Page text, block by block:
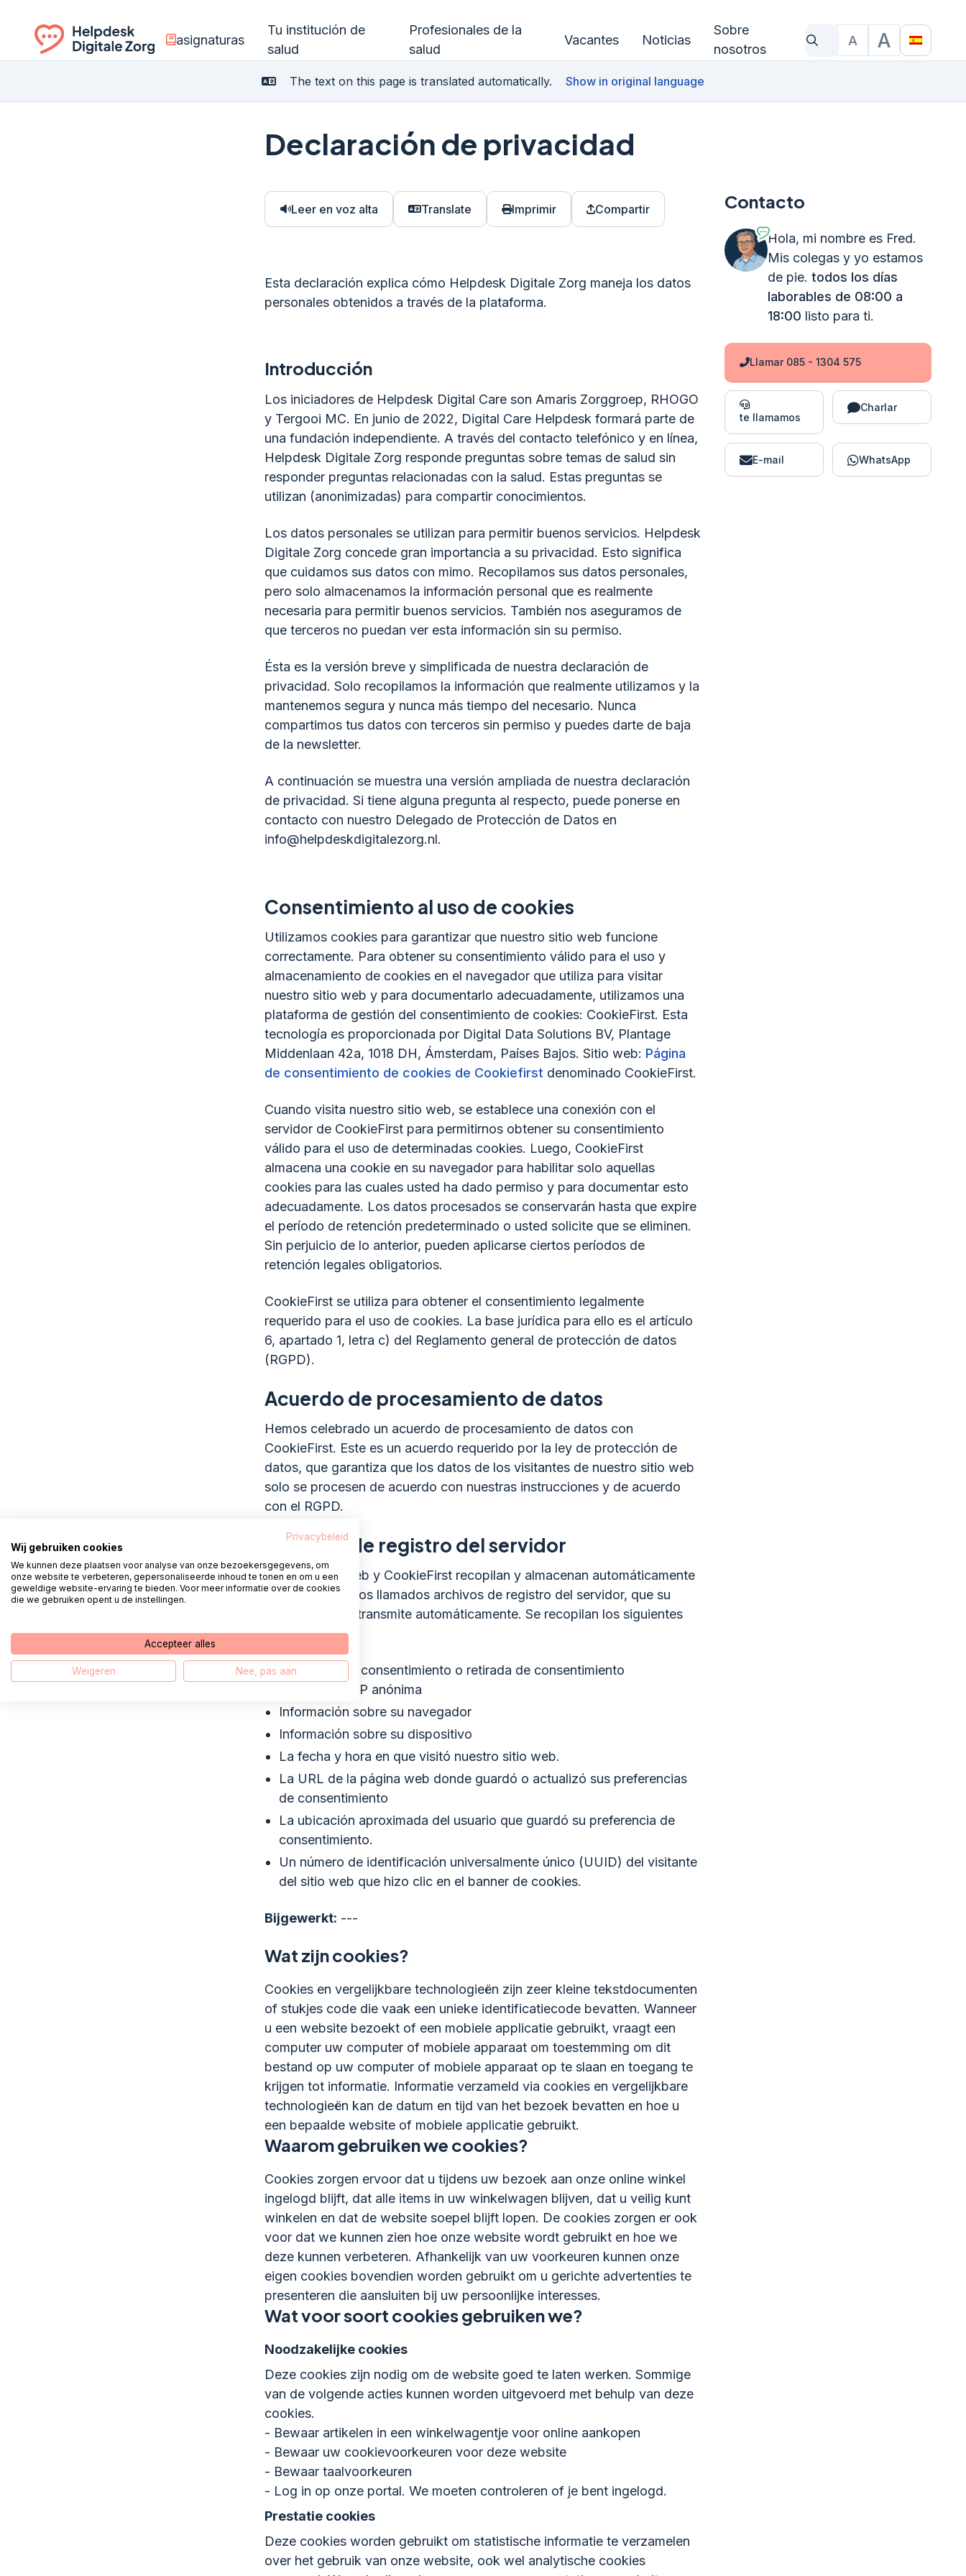
Ga naar de homepagina
asignaturas
Tu institución de
salud
Profesionales de la
salud
Vacantes Noticias
Sobre
nosotros
¿Qué estás buscando?
Tamano del texto
A A
The text on this page is translated automatically. Show in original language
Declaración de privacidad
Leer en voz alta Translate Imprimir Compartir
Esta declaración explica cómo Helpdesk Digitale Zorg maneja los datos
personales obtenidos a través de la plataforma.
Introducción
Los iniciadores de Helpdesk Digital Care son Amaris Zorggroep, RHOGO
y Tergooi MC. En junio de 2022, Digital Care Helpdesk formará parte de
una fundación independiente. A través del contacto telefónico y en línea,
Helpdesk Digitale Zorg responde preguntas sobre temas de salud sin
responder preguntas relacionadas con la salud. Estas preguntas se
utilizan (anonimizadas) para compartir conocimientos.
Los datos personales se utilizan para permitir buenos servicios. Helpdesk
Digitale Zorg concede gran importancia a su privacidad. Esto significa
que cuidamos sus datos con mimo. Recopilamos sus datos personales,
pero solo almacenamos la información personal que es realmente
necesaria para permitir buenos servicios. También nos aseguramos de
que terceros no puedan ver esta información sin su permiso.
Ésta es la versión breve y simplificada de nuestra declaración de
privacidad. Solo recopilamos la información que realmente utilizamos y la
mantenemos segura y nunca más tiempo del necesario. Nunca
compartimos tus datos con terceros sin permiso y puedes darte de baja
de la newsletter.
A continuación se muestra una versión ampliada de nuestra declaración
de privacidad. Si tiene alguna pregunta al respecto, puede ponerse en
contacto con nuestro Delegado de Protección de Datos en
info@helpdeskdigitalezorg.nl.
Consentimiento al uso de cookies
Utilizamos cookies para garantizar que nuestro sitio web funcione
correctamente. Para obtener su consentimiento válido para el uso y
almacenamiento de cookies en el navegador que utiliza para visitar
nuestro sitio web y para documentarlo adecuadamente, utilizamos una
plataforma de gestión del consentimiento de cookies: CookieFirst. Esta
tecnología es proporcionada por Digital Data Solutions BV, Plantage
Middenlaan 42a, 1018 DH, Ámsterdam, Países Bajos. Sitio web: Página
de consentimiento de cookies de Cookiefirst denominado CookieFirst.
Cuando visita nuestro sitio web, se establece una conexión con el
servidor de CookieFirst para permitirnos obtener su consentimiento
válido para el uso de determinadas cookies. Luego, CookieFirst
almacena una cookie en su navegador para habilitar solo aquellas
cookies para las cuales usted ha dado permiso y para documentar esto
adecuadamente. Los datos procesados se conservarán hasta que expire
el período de retención predeterminado o usted solicite que se eliminen.
Sin perjuicio de lo anterior, pueden aplicarse ciertos períodos de
retención legales obligatorios.
CookieFirst se utiliza para obtener el consentimiento legalmente
requerido para el uso de cookies. La base jurídica para ello es el artículo
6, apartado 1, letra c) del Reglamento general de protección de datos
(RGPD).
Acuerdo de procesamiento de datos
Hemos celebrado un acuerdo de procesamiento de datos con
CookieFirst. Este es un acuerdo requerido por la ley de protección de
datos, que garantiza que los datos de los visitantes de nuestro sitio web
solo se procesen de acuerdo con nuestras instrucciones y de acuerdo
con el RGPD.
Archivos de registro del servidor
Nuestro sitio web y CookieFirst recopilan y almacenan automáticamente
información en los llamados archivos de registro del servidor, que su
navegador nos transmite automáticamente. Se recopilan los siguientes
datos:
Su estado de consentimiento o retirada de consentimiento
Su dirección IP anónima
Información sobre su navegador
Información sobre su dispositivo
La fecha y hora en que visitó nuestro sitio web.
La URL de la página web donde guardó o actualizó sus preferencias
de consentimiento
La ubicación aproximada del usuario que guardó su preferencia de
consentimiento.
Un número de identificación universalmente único (UUID) del visitante
del sitio web que hizo clic en el banner de cookies.
Bijgewerkt: ---
Wat zijn cookies?
Cookies en vergelijkbare technologieën zijn zeer kleine tekstdocumenten
of stukjes code die vaak een unieke identificatiecode bevatten. Wanneer
u een website bezoekt of een mobiele applicatie gebruikt, vraagt een
computer uw computer of mobiele apparaat om toestemming om dit
bestand op uw computer of mobiele apparaat op te slaan en toegang te
krijgen tot informatie. Informatie verzameld via cookies en vergelijkbare
technologieën kan de datum en tijd van het bezoek bevatten en hoe u
een bepaalde website of mobiele applicatie gebruikt.
Waarom gebruiken we cookies?
Cookies zorgen ervoor dat u tijdens uw bezoek aan onze online winkel
ingelogd blijft, dat alle items in uw winkelwagen blijven, dat u veilig kunt
winkelen en dat de website soepel blijft lopen. De cookies zorgen er ook
voor dat we kunnen zien hoe onze website wordt gebruikt en hoe we
deze kunnen verbeteren. Afhankelijk van uw voorkeuren kunnen onze
eigen cookies bovendien worden gebruikt om u gerichte advertenties te
presenteren die aansluiten bij uw persoonlijke interesses.
Wat voor soort cookies gebruiken we?
Noodzakelijke cookies
Deze cookies zijn nodig om de website goed te laten werken. Sommige
van de volgende acties kunnen worden uitgevoerd met behulp van deze
cookies.
- Bewaar artikelen in een winkelwagentje voor online aankopen
- Bewaar uw cookievoorkeuren voor deze website
- Bewaar taalvoorkeuren
- Log in op onze portal. We moeten controleren of je bent ingelogd.
Prestatie cookies
Deze cookies worden gebruikt om statistische informatie te verzamelen
over het gebruik van onze website, ook wel analytische cookies
Contacto
Hola, mi nombre es Fred.
Mis colegas y yo estamos
de pie. todos los días
laborables de 08:00 a
18:00 listo para ti.
Llamar 085 - 1304 575
te llamamos
Charlar
E-mail WhatsApp
Privacybeleid
Wij gebruiken cookies
We kunnen deze plaatsen voor analyse van onze bezoekersgegevens, om
onze website te verbeteren, gepersonaliseerde inhoud te tonen en om u een
geweldige website-ervaring te bieden. Voor meer informatie over de cookies
die we gebruiken opent u de instellingen.
Accepteer alles
Weigeren Nee, pas aan